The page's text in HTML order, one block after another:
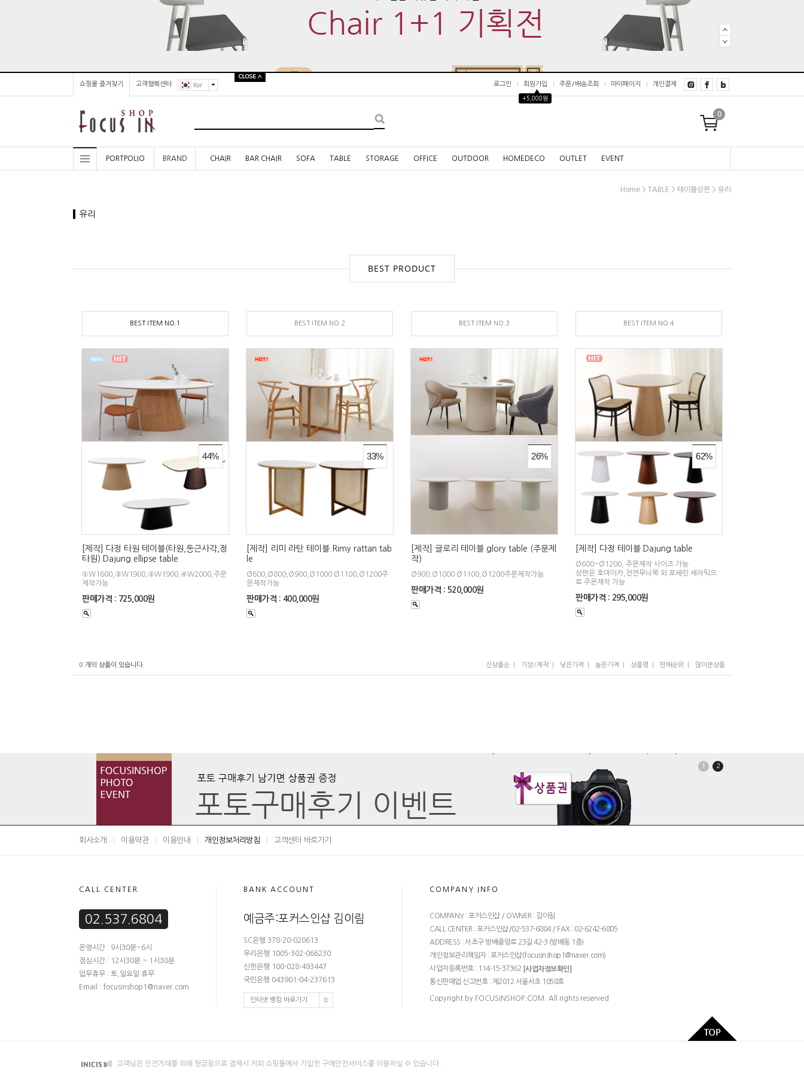
쇼핑몰 즐겨찾기 고객행복센터 Kor 로그인 회원가입
▲
+5,000원
주문/배송조회 마이페이지 개인결제
0
PORTPOLIO BRAND CHAIR BAR CHAIR SOFA TABLE STORAGE OFFICE OUTDOOR HOMEDECO OUTLET EVENT
Home > TABLE > 테이블상판 > 유리
유리
BEST PRODUCT
BEST ITEM NO.1 BEST ITEM NO.2 BEST ITEM NO.3 BEST ITEM NO.4
44%
[제작] 다정 타원 테이블(타원,둥근사각,정
타원).Dajung ellipse table
①W1600,③W1900,③W1900,④W2000,주문
제작가능
판매가격 : 725,000원
33%
[제작] 리미 라탄 테이블.Rimy rattan tab
le
Ø600,Ø800,Ø900,Ø1000 Ø1100,Ø1200주
문제작가능
판매가격 : 400,000원
26%
[제작] 글로리 테이블.glory table (주문제
작)
Ø900,Ø1000 Ø1100,Ø1200주문제작가능
판매가격 : 520,000원
62%
[제작] 다정 테이블.Dajung table
Ø600~Ø1200, 주문제작 사이즈 가능
상판은 호마이카,천연무늬목 외 포세린 세라믹으
로 주문제작 가능
판매가격 : 295,000원
0 개의 상품이 있습니다. 신상품순 기성/제작I 낮은가격 높은가격 상품명 판매순위 많이본상품
1 2
회사소개 이용약관 이용안내 개인정보처리방침 고객센터 바로가기
CALL CENTER
02.537.6804
운영시간 : 9시30분~6시
점심시간 : 12시30분 ~ 1시30분
업무휴무 : 토,일요일 휴무
Email : focusinshop1@naver.com
BANK ACCOUNT
예금주:포커스인샵 김이림
SC은행 378-20-020613
우리은행 1005-302-066230
신한은행 100-028-493447
국민은행 043901-04-237613
인터넷 뱅킹 바로가기
COMPANY INFO
COMPANY : 포커스인샵 / OWNER : 김이림
CALL CENTER : 포커스인샵/02-537-6804 / FAX : 02-6242-6805
ADDRESS : 서초구 방배중앙로 23길 42-3 (방배동 1층)
개인정보관리책임자 : 포커스인샵(focusinshop1@naver.com)
사업자등록번호 : 114-15-37362 [사업자정보확인]
통신판매업 신고번호 : 제2012 서울서초 1058호
Copyright by FOCUSINSHOP.COM. All rights reserved
고객님은 안전거래를 위해 현금등으로 결제시 저희 쇼핑몰에서 가입한 구매안전서비스를 이용하실 수 있습니다.